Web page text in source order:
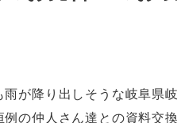
が降り出しそうな岐阜県
の仲人さん達との資料交換